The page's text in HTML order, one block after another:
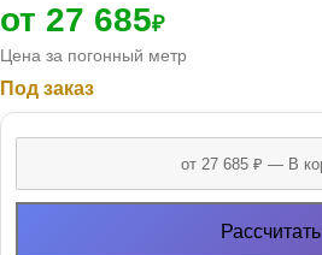
от 27 685₽
Цена за погонный метр
Под заказ
Рассчитать